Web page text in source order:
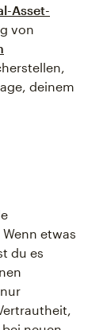
Asset-
von
deinem
etwas
du es